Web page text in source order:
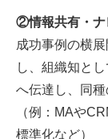
②情報共有・ナ
成功事例の横
し、組織知と
へ伝達し、同種
（例： MAや
標準化など）